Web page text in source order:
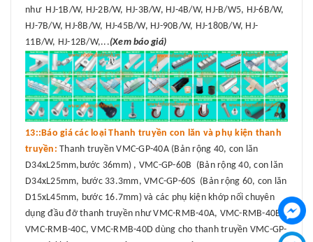
như HJ-1B/W, HJ-2B/W, HJ-3B/W, HJ-4B/W, HJ-B/W5, HJ-6B/W,
HJ-7B/W, HJ-8B/W, HJ-45B/W, HJ-90B/W, HJ-180B/W, HJ-
11B/W, HJ-12B/W,...(Xem báo giá)
13::Báo giá các loại Thanh truyền con lăn và phụ kiện thanh
truyền: Thanh truyền VMC-GP-40A (Bản rộng 40, con lăn
D34xL25mm,bước 36mm) , VMC-GP-60B (Bản rộng 40, con lăn
D34xL25mm, bước 33.3mm, VMC-GP-60S (Bản rộng 60, con lăn
D15xL45mm, bước 16.7mm) và các phụ kiện khớp nối chuyên
dụng đầu đỡ thanh truyền như VMC-RMB-40A, VMC-RMB-40B,
VMC-RMB-40C, VMC-RMB-40D dùng cho thanh truyền VMC-GP-